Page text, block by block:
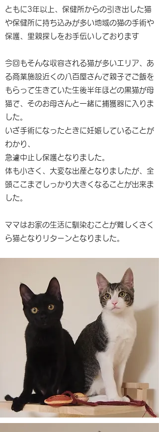
ともに3年以上、保健所からの引き出した猫
や保健所に持ち込みが多い地域の猫の手術や
保護、里親探しをお手伝いしております
今回もそんな収容される猫が多いエリア、あ
る商業施設近くの八百屋さんで親子でご飯を
もらって生きていた生後半年ほどの黒猫が母
猫で、そのお母さんと一緒に捕獲器に入りま
した。
いざ手術になったときに妊娠していることが
わかり、
急遽中止し保護となりました。
体も小さく、大変な出産となりましたが、全
頭ここまでしっかり大きくなることが出来ま
した。
ママはお家の生活に馴染むことが難しくさく
ら猫となりリターンとなりました。